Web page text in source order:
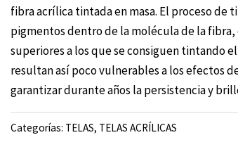
fibra acrílica tintada en masa. El proceso de
pigmentos dentro de la molécula de la fibra,
superiores a los que se consiguen tintando
resultan así poco vulnerables a los efectos
garantizar durante años la persistencia y
Categorías: TELAS, TELAS ACRÍLICAS